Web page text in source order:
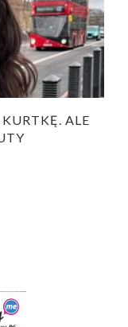
ALE